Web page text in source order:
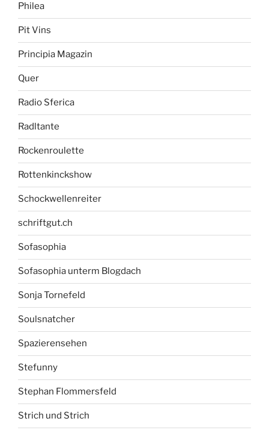
Philea
Pit Vins
Principia Magazin
Quer
Radio Sferica
Radltante
Rockenroulette
Rottenkinckshow
Schockwellenreiter
schriftgut.ch
Sofasophia
Sofasophia unterm Blogdach
Sonja Tornefeld
Soulsnatcher
Spazierensehen
Stefunny
Stephan Flommersfeld
Strich und Strich